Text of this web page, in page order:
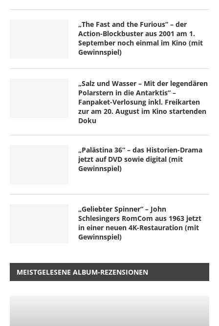
„The Fast and the Furious“ – der
Action-Blockbuster aus 2001 am 1.
September noch einmal im Kino (mit
Gewinnspiel)
„Salz und Wasser – Mit der legendären
Polarstern in die Antarktis“ –
Fanpaket-Verlosung inkl. Freikarten
zur am 20. August im Kino startenden
Doku
„Palästina 36“ – das Historien-Drama
jetzt auf DVD sowie digital (mit
Gewinnspiel)
„Geliebter Spinner“ – John
Schlesingers RomCom aus 1963 jetzt
in einer neuen 4K-Restauration (mit
Gewinnspiel)
MEISTGELESENE ALBUM-REZENSIONEN